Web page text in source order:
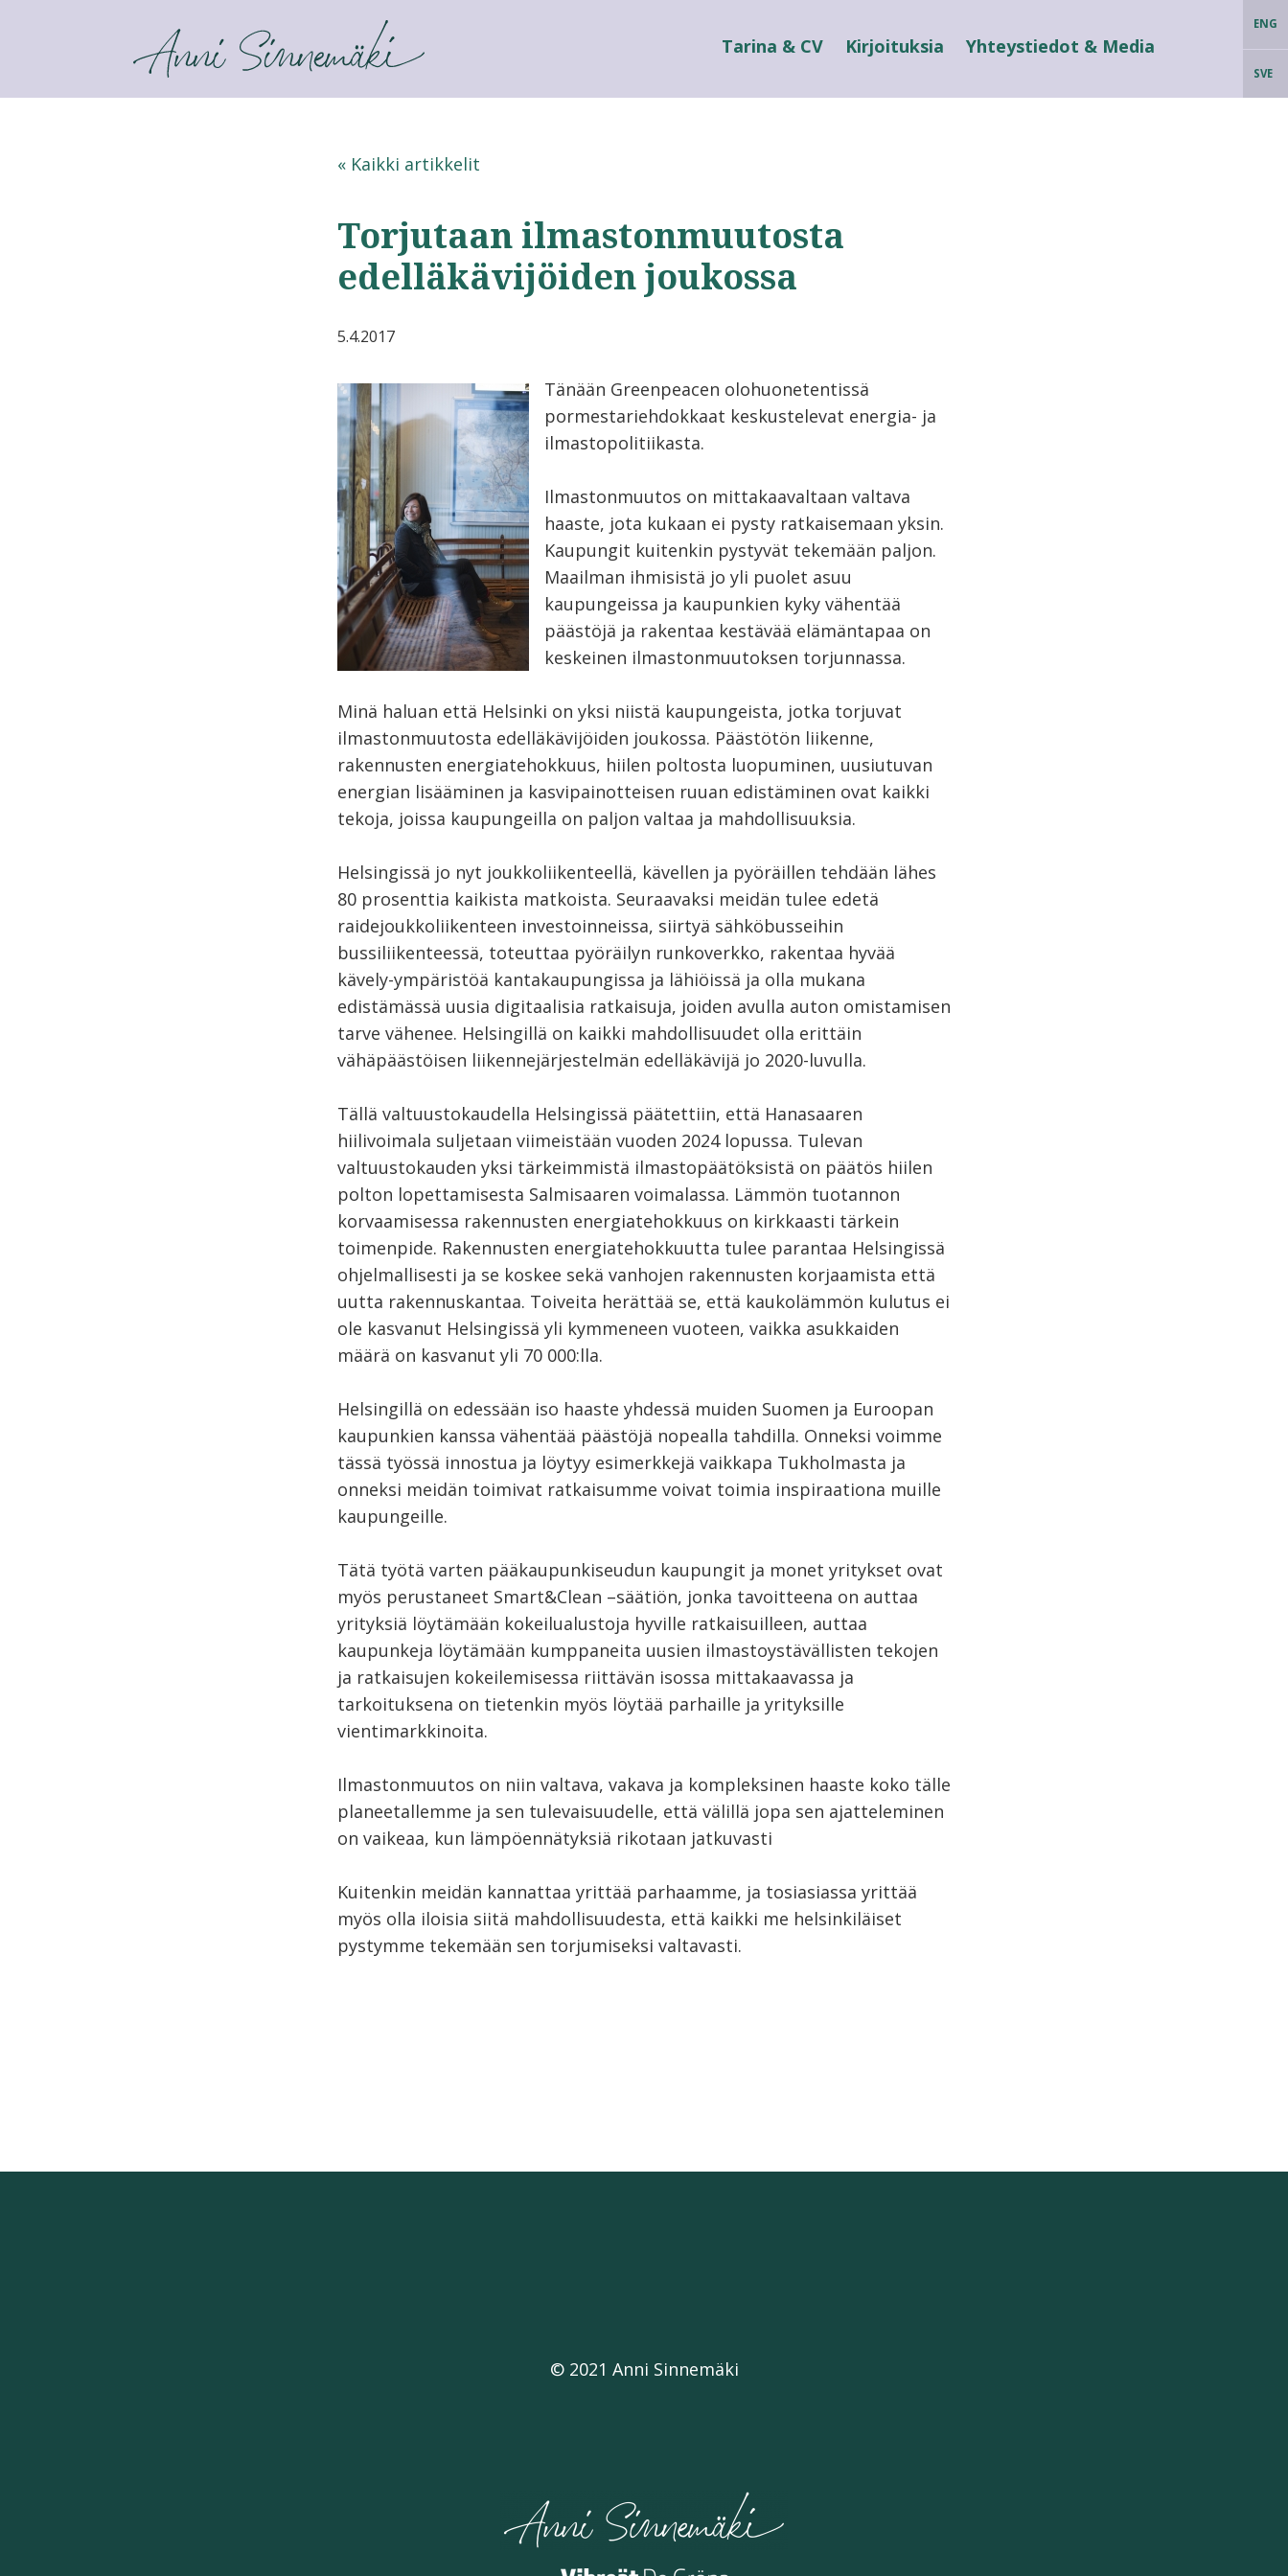
ANNI SINNEMÄKI ENG
SVE
Tarina & CV Kirjoituksia Yhteystiedot & Media
« Kaikki artikkelit
Torjutaan ilmastonmuutosta
edelläkävijöiden joukossa
5.4.2017
Tänään Greenpeacen olohuonetentissä
pormestariehdokkaat keskustelevat energia- ja
ilmastopolitiikasta.
Ilmastonmuutos on mittakaavaltaan valtava
haaste, jota kukaan ei pysty ratkaisemaan yksin.
Kaupungit kuitenkin pystyvät tekemään paljon.
Maailman ihmisistä jo yli puolet asuu
kaupungeissa ja kaupunkien kyky vähentää
päästöjä ja rakentaa kestävää elämäntapaa on
keskeinen ilmastonmuutoksen torjunnassa.
Minä haluan että Helsinki on yksi niistä kaupungeista, jotka torjuvat
ilmastonmuutosta edelläkävijöiden joukossa. Päästötön liikenne,
rakennusten energiatehokkuus, hiilen poltosta luopuminen, uusiutuvan
energian lisääminen ja kasvipainotteisen ruuan edistäminen ovat kaikki
tekoja, joissa kaupungeilla on paljon valtaa ja mahdollisuuksia.
Helsingissä jo nyt joukkoliikenteellä, kävellen ja pyöräillen tehdään lähes
80 prosenttia kaikista matkoista. Seuraavaksi meidän tulee edetä
raidejoukkoliikenteen investoinneissa, siirtyä sähköbusseihin
bussiliikenteessä, toteuttaa pyöräilyn runkoverkko, rakentaa hyvää
kävely-ympäristöä kantakaupungissa ja lähiöissä ja olla mukana
edistämässä uusia digitaalisia ratkaisuja, joiden avulla auton omistamisen
tarve vähenee. Helsingillä on kaikki mahdollisuudet olla erittäin
vähäpäästöisen liikennejärjestelmän edelläkävijä jo 2020-luvulla.
Tällä valtuustokaudella Helsingissä päätettiin, että Hanasaaren
hiilivoimala suljetaan viimeistään vuoden 2024 lopussa. Tulevan
valtuustokauden yksi tärkeimmistä ilmastopäätöksistä on päätös hiilen
polton lopettamisesta Salmisaaren voimalassa. Lämmön tuotannon
korvaamisessa rakennusten energiatehokkuus on kirkkaasti tärkein
toimenpide. Rakennusten energiatehokkuutta tulee parantaa Helsingissä
ohjelmallisesti ja se koskee sekä vanhojen rakennusten korjaamista että
uutta rakennuskantaa. Toiveita herättää se, että kaukolämmön kulutus ei
ole kasvanut Helsingissä yli kymmeneen vuoteen, vaikka asukkaiden
määrä on kasvanut yli 70 000:lla.
Helsingillä on edessään iso haaste yhdessä muiden Suomen ja Euroopan
kaupunkien kanssa vähentää päästöjä nopealla tahdilla. Onneksi voimme
tässä työssä innostua ja löytyy esimerkkejä vaikkapa Tukholmasta ja
onneksi meidän toimivat ratkaisumme voivat toimia inspiraationa muille
kaupungeille.
Tätä työtä varten pääkaupunkiseudun kaupungit ja monet yritykset ovat
myös perustaneet Smart&Clean –säätiön, jonka tavoitteena on auttaa
yrityksiä löytämään kokeilualustoja hyville ratkaisuilleen, auttaa
kaupunkeja löytämään kumppaneita uusien ilmastoystävällisten tekojen
ja ratkaisujen kokeilemisessa riittävän isossa mittakaavassa ja
tarkoituksena on tietenkin myös löytää parhaille ja yrityksille
vientimarkkinoita.
Ilmastonmuutos on niin valtava, vakava ja kompleksinen haaste koko tälle
planeetallemme ja sen tulevaisuudelle, että välillä jopa sen ajatteleminen
on vaikeaa, kun lämpöennätyksiä rikotaan jatkuvasti
Kuitenkin meidän kannattaa yrittää parhaamme, ja tosiasiassa yrittää
myös olla iloisia siitä mahdollisuudesta, että kaikki me helsinkiläiset
pystymme tekemään sen torjumiseksi valtavasti.
© 2021 Anni Sinnemäki